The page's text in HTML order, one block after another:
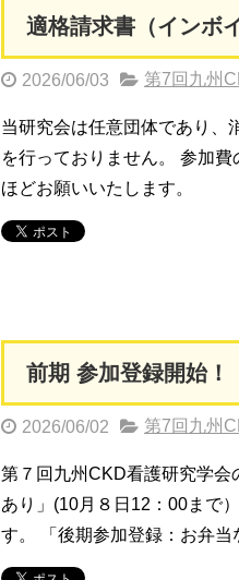
適格請求書（インボ
2026/06/03 第7回九州
当研究会は任意団体であり、
を行っておりません。 参加
ほどお願いいたします。
前期 参加登録開始！
2026/06/02 第7回九州
第７回九州CKD看護研究学会
あり」(10月８日12：00まで
す。 「後期参加登録：お弁